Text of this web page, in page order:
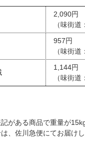
2,090円
（味街道
957円
（味街道
1,144円
（味街道
記がある商品で重量が
、佐川急便にてお届けし